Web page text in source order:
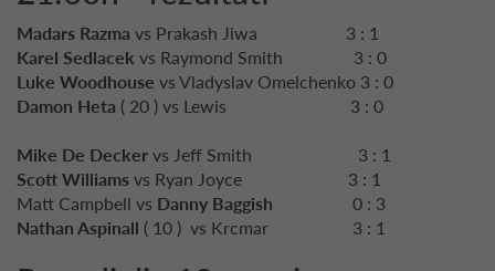
Madars Razma vs Prakash Jiwa 3 : 1
Karel Sedlacek vs Raymond Smith 3 : 0
Luke Woodhouse vs Vladyslav Omelchenko 3 : 0
Damon Heta ( 20 ) vs Lewis 3 : 0
Mike De Decker vs Jeff Smith 3 : 1
Scott Williams vs Ryan Joyce 3 : 1
Matt Campbell vs Danny Baggish
0 : 3
Nathan Aspinall ( 10 ) vs Krcmar 3 : 1